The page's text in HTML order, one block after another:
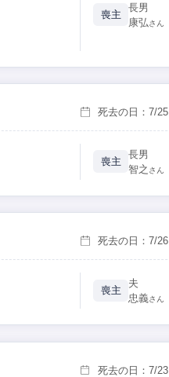
喪主
長男
康弘さん
死去の日：7/25
喪主
長男
智之 さん
死去の日：7/26
喪主
夫
忠義さん
死去の日：7/23